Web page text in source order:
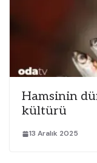
Hamsinin
kültürü
13 Aralık 2025